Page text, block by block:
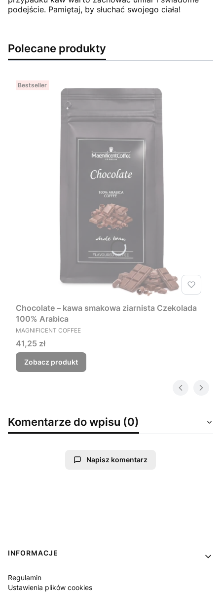
podejście. Pamiętaj, by słuchać swojego ciała!
Polecane produkty
Bestseller
Chocolate – kawa smakowa ziarnista Czekolada
100% Arabica
PRODUCENT
MAGNIFICENT COFFEE
Cena
41,25 zł
Zobacz produkt
Komentarze do wpisu (0)
Napisz komentarz
Linki w stopce
INFORMACJE
Regulamin
Ustawienia plików cookies